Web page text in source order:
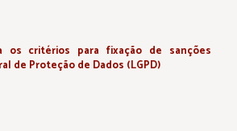
os critérios para fixação de sanções
de Proteção de Dados (LGPD)